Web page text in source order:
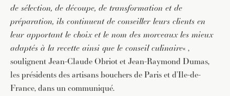
de sélection, de découpe, de transformation et de
préparation, ils continuent de conseiller leurs clients en
leur apportant le choix et le nom des morceaux les mieux
adaptés à la recette ainsi que le conseil culinaire« ,
soulignent Jean-Claude Obriot et Jean-Raymond Dumas,
les présidents des artisans bouchers de Paris et d’Ile-de-
France, dans un communiqué.